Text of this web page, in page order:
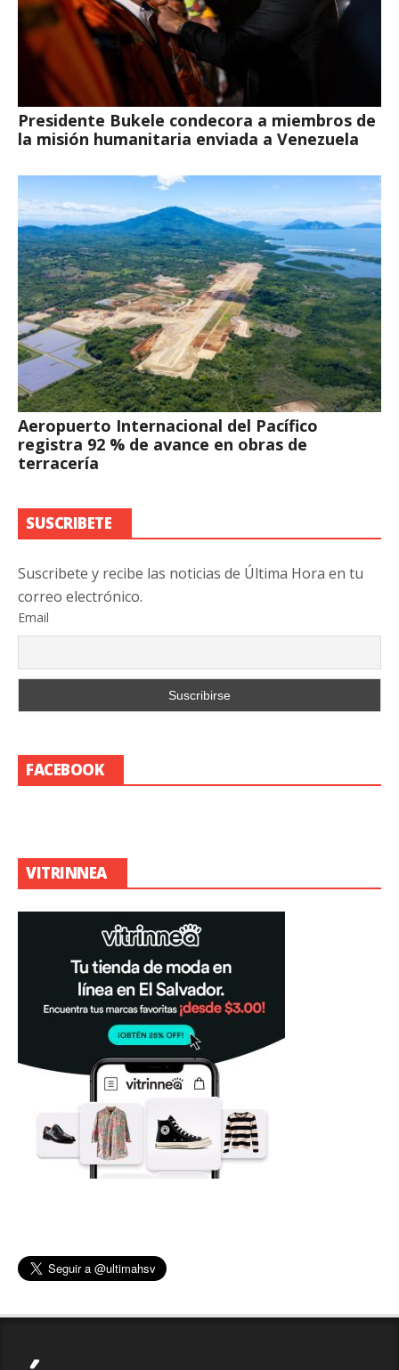
Presidente Bukele condecora a miembros de
la misión humanitaria enviada a Venezuela
Aeropuerto Internacional del Pacífico
registra 92 % de avance en obras de
terracería
SUSCRIBETE
Suscribete y recibe las noticias de Última Hora en tu
correo electrónico.
Email
FACEBOOK
VITRINNEA